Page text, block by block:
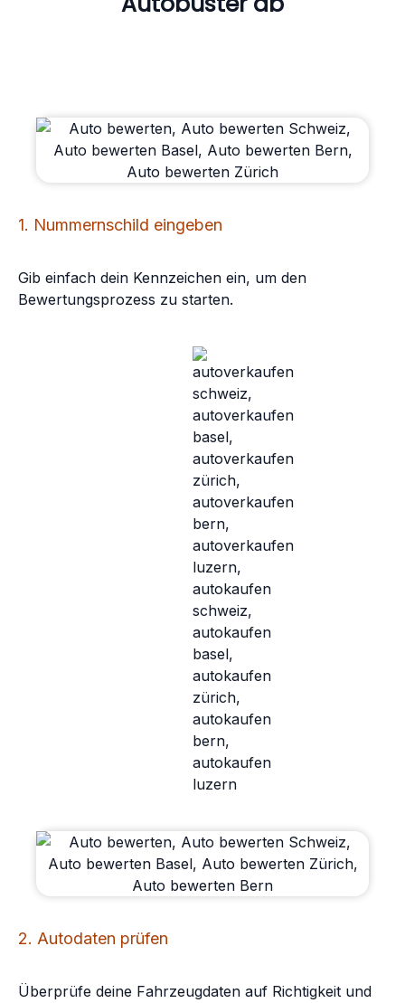
1. Nummernschild eingeben
Gib einfach dein Kennzeichen ein, um den
Bewertungsprozess zu starten.
2. Autodaten prüfen
Überprüfe deine Fahrzeugdaten auf Richtigkeit und